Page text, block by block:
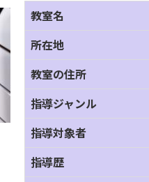
教室名
所在地
教室の住所
指導ジャンル
指導対象者
指導歴